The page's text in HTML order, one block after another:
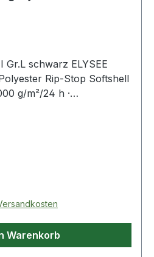
Gr.L schwarz ELYSEE
Rip-Stop Softshell
g/m²/24 h ·
Warenkorb